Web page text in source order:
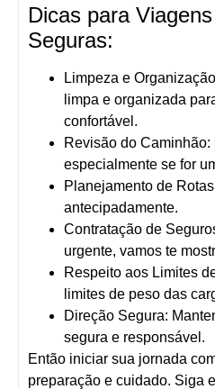
Dicas para
Seguras:
Limpeza e Organização
limpa e organizada
confortável.
Revisão do
especialmente se for
Planejamento de
antecipadamente.
Contratação de
urgente, vamos te
Respeito aos Limites
limites de peso das
Direção Segura:
segura e responsável.
Então iniciar sua jornada
preparação e cuidado. Siga